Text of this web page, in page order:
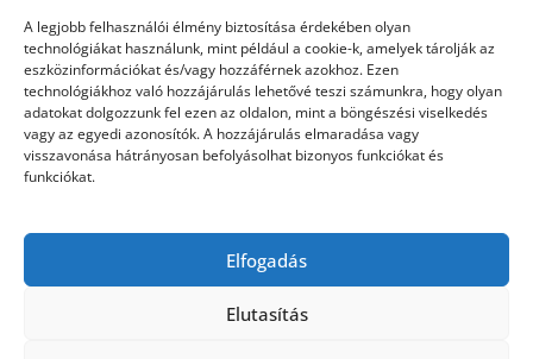
A legjobb felhasználói élmény biztosítása érdekében olyan
technológiákat használunk, mint például a cookie-k, amelyek tárolják az
eszközinformációkat és/vagy hozzáférnek azokhoz. Ezen
technológiákhoz való hozzájárulás lehetővé teszi számunkra, hogy olyan
adatokat dolgozzunk fel ezen az oldalon, mint a böngészési viselkedés
vagy az egyedi azonosítók. A hozzájárulás elmaradása vagy
visszavonása hátrányosan befolyásolhat bizonyos funkciókat és
funkciókat.
Elfogadás
Elutasítás
Táskák
Vásárlás
Webáruház
Casco biztosítás használt járműre